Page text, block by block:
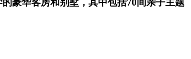
豪华客房和别墅，其中包括70间亲子主题